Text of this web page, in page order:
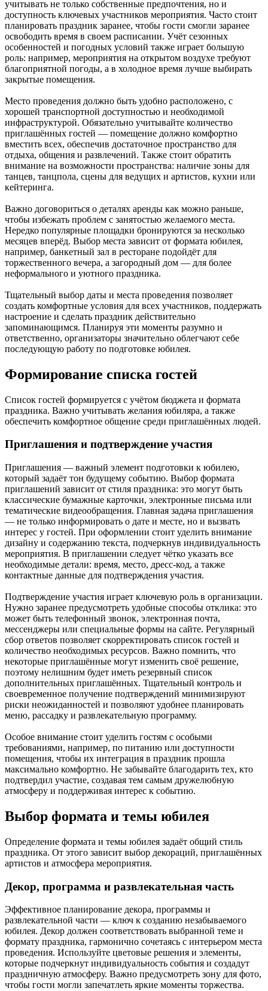
учитывать не только собственные предпочтения, но и
доступность ключевых участников мероприятия. Часто стоит
планировать праздник заранее, чтобы гости смогли заранее
освободить время в своем расписании. Учёт сезонных
особенностей и погодных условий также играет большую
роль: например, мероприятия на открытом воздухе требуют
благоприятной погоды, а в холодное время лучше выбирать
закрытые помещения.
Место проведения должно быть удобно расположено, с
хорошей транспортной доступностью и необходимой
инфраструктурой. Обязательно учитывайте количество
приглашённых гостей — помещение должно комфортно
вместить всех, обеспечив достаточное пространство для
отдыха, общения и развлечений. Также стоит обратить
внимание на возможности пространства: наличие зоны для
танцев, танцпола, сцены для ведущих и артистов, кухни или
кейтеринга.
Важно договориться о деталях аренды как можно раньше,
чтобы избежать проблем с занятостью желаемого места.
Нередко популярные площадки бронируются за несколько
месяцев вперёд. Выбор места зависит от формата юбилея,
например, банкетный зал в ресторане подойдёт для
торжественного вечера, а загородный дом — для более
неформального и уютного праздника.
Тщательный выбор даты и места проведения позволяет
создать комфортные условия для всех участников, поддержать
настроение и сделать праздник действительно
запоминающимся. Планируя эти моменты разумно и
ответственно, организаторы значительно облегчают себе
последующую работу по подготовке юбилея.
Формирование списка гостей
Список гостей формируется с учётом бюджета и формата
праздника. Важно учитывать желания юбиляра, а также
обеспечить комфортное общение среди приглашённых людей.
Приглашения и подтверждение участия
Приглашения — важный элемент подготовки к юбилею,
который задаёт тон будущему событию. Выбор формата
приглашений зависит от стиля праздника: это могут быть
классические бумажные карточки, электронные письма или
тематические видеообращения. Главная задача приглашения
— не только информировать о дате и месте, но и вызвать
интерес у гостей. При оформлении стоит уделить внимание
дизайну и содержанию текста, подчеркнув индивидуальность
мероприятия. В приглашении следует чётко указать все
необходимые детали: время, место, дресс-код, а также
контактные данные для подтверждения участия.
Подтверждение участия играет ключевую роль в организации.
Нужно заранее предусмотреть удобные способы отклика: это
может быть телефонный звонок, электронная почта,
мессенджеры или специальные формы на сайте. Регулярный
сбор ответов позволяет скорректировать список гостей и
количество необходимых ресурсов. Важно помнить, что
некоторые приглашённые могут изменить своё решение,
поэтому нелишним будет иметь резервный список
дополнительных приглашённых. Тщательный контроль и
своевременное получение подтверждений минимизируют
риски неожиданностей и позволяют удобнее планировать
меню, рассадку и развлекательную программу.
Особое внимание стоит уделить гостям с особыми
требованиями, например, по питанию или доступности
помещения, чтобы их интеграция в праздник прошла
максимально комфортно. Не забывайте благодарить тех, кто
подтвердил участие, создавая тем самым дружелюбную
атмосферу и поддерживая интерес к событию.
Выбор формата и темы юбилея
Определение формата и темы юбилея задаёт общий стиль
праздника. От этого зависит выбор декораций, приглашённых
артистов и атмосфера мероприятия.
Декор, программа и развлекательная часть
Эффективное планирование декора, программы и
развлекательной части — ключ к созданию незабываемого
юбилея. Декор должен соответствовать выбранной теме и
формату праздника, гармонично сочетаясь с интерьером места
проведения. Используйте цветовые решения и элементы,
которые подчеркнут индивидуальность события и создадут
праздничную атмосферу. Важно предусмотреть зону для фото,
чтобы гости могли запечатлеть яркие моменты торжества.